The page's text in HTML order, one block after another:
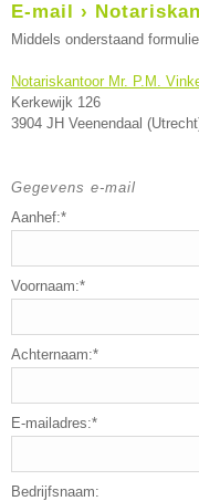
E-mail ›
Middels onderstaand
Notariskantoor Mr. P.M.
Kerkewijk 126
3904 JH Veenendaal
Gegevens e-mail
Aanhef:*
Voornaam:*
Achternaam:*
E-mailadres:*
Bedrijfsnaam: